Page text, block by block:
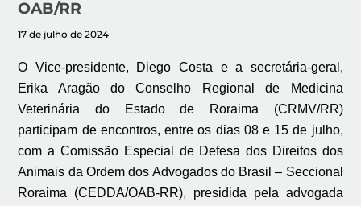
OAB/RR
17 de julho de 2024
O Vice-presidente, Diego Costa e a secretária-geral,
Erika Aragão do Conselho Regional de Medicina
Veterinária do Estado de Roraima (CRMV/RR)
participam de encontros, entre os dias 08 e 15 de julho,
com a Comissão Especial de Defesa dos Direitos dos
Animais da Ordem dos Advogados do Brasil – Seccional
Roraima (CEDDA/OAB-RR), presidida pela advogada